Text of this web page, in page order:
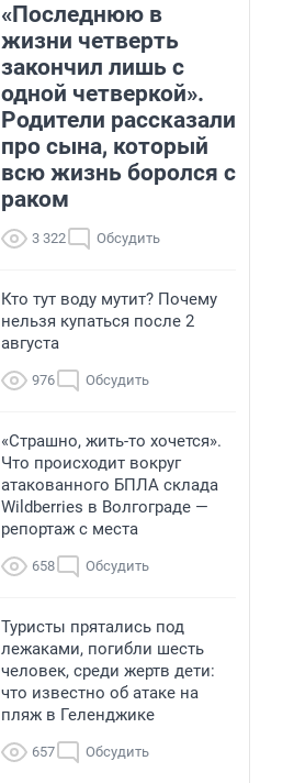
«Последнюю в
жизни четверть
закончил лишь с
одной четверкой».
Родители рассказали
про сына, который
всю жизнь боролся с
раком
3 322 Обсудить
Кто тут воду мутит? Почему
нельзя купаться после 2
августа
976 Обсудить
«Страшно, жить-то хочется».
Что происходит вокруг
атакованного БПЛА склада
Wildberries в Волгограде —
репортаж с места
658 Обсудить
Туристы прятались под
лежаками, погибли шесть
человек, среди жертв дети:
что известно об атаке на
пляж в Геленджике
657 Обсудить